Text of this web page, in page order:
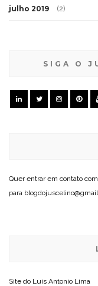
julho 2019 (2)
SIGA O
Quer entrar em contato
para
Site do Luis Antonio Lima